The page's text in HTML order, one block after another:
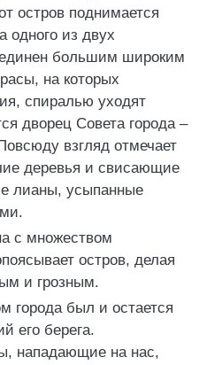
остров поднимается
одного из двух
большим широким
на которых
спиралью уходят
дворец Совета города –
взгляд отмечает
деревья и свисающие
лианы, усыпанные
с множеством
остров, делая
и грозным.
города был и остается
его берега.
нападающие на нас,